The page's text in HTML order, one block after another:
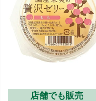
店舗でも販売